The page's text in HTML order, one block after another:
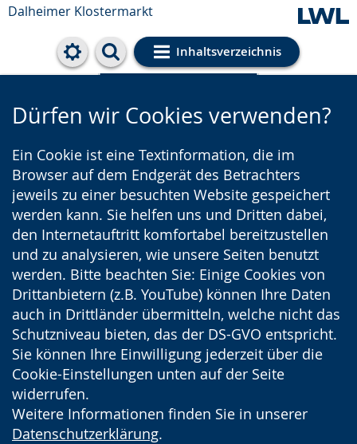
Dalheimer Klostermarkt
Inhaltsverzeichnis
Cookie-Einstellungen
Dürfen wir Cookies verwenden?
Ein Cookie ist eine Textinformation, die im
Browser auf dem Endgerät des Betrachters
jeweils zu einer besuchten Website gespeichert
werden kann. Sie helfen uns und Dritten dabei,
den Internetauftritt komfortabel bereitzustellen
und zu analysieren, wie unsere Seiten benutzt
werden. Bitte beachten Sie: Einige Cookies von
Drittanbietern (z.B. YouTube) können Ihre Daten
auch in Drittländer übermitteln, welche nicht das
Schutzniveau bieten, das der DS-GVO entspricht.
Sie können Ihre Einwilligung jederzeit über die
Cookie-Einstellungen unten auf der Seite
widerrufen.
Weitere Informationen finden Sie in unserer
Datenschutzerklärung.